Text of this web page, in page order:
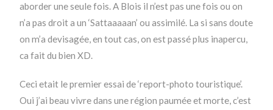
aborder une seule fois. A Blois il n’est pas une fois ou on
n’a pas droit a un ‘Sattaaaaan’ ou assimilé. La si sans doute
on m’a devisagée, en tout cas, on est passé plus inapercu,
ca fait du bien XD.
Ceci etait le premier essai de ‘report-photo touristique’.
Oui j’ai beau vivre dans une région paumée et morte, c’est